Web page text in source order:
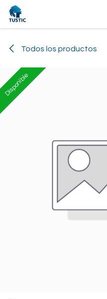
Ir al contenido
Todos los productos
Disponible
Disponible